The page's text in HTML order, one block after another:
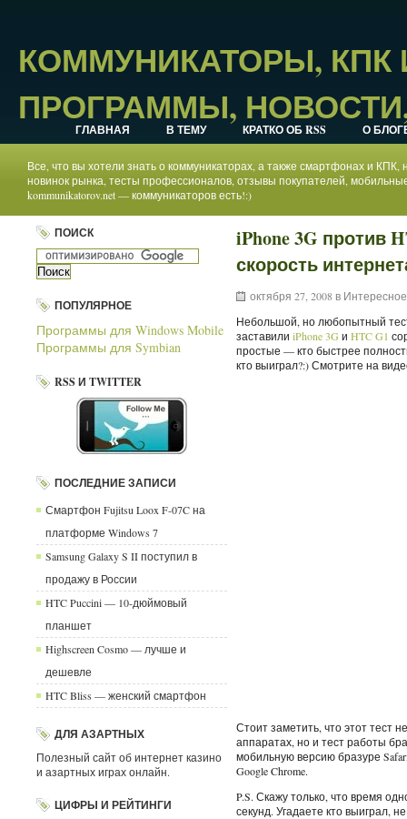
КОММУНИКАТОРЫ,
ПРОГРАММЫ,
ГЛАВНАЯ В ТЕМУ КРАТКО ОБ RSS О
Все, что вы хотели знать о коммуникаторах, а также смартфонах и
новинок рынка, тесты профессионалов, отзывы покупателей,
kommunikatorov.net — коммуникаторов есть!:)
ПОИСК
ПОПУЛЯРНОЕ
Программы для Windows Mobile
Программы для Symbian
RSS И TWITTER
ПОСЛЕДНИЕ ЗАПИСИ
Смартфон Fujitsu Loox F-07C на
платформе Windows 7
Samsung Galaxy S II поступил в
продажу в России
HTC Puccini — 10-дюймовый
планшет
Highscreen Cosmo — лучше и
дешевле
HTC Bliss — женский смартфон
ДЛЯ АЗАРТНЫХ
Полезный сайт об интернет казино
и азартных играх онлайн.
ЦИФРЫ И РЕЙТИНГИ
iPhone 3G против
скорость
октября 27, 2008 в Интересное
Небольшой, но любопытный
заставили iPhone 3G и HTC G1
простые — кто быстрее
кто выиграл?:) Смотрите на
Стоит заметить, что этот тест
аппаратах, но и тест работы
мобильную версию бразуре
Google Chrome.
P.S. Скажу только, что время
секунд. Угадаете кто выиграл,